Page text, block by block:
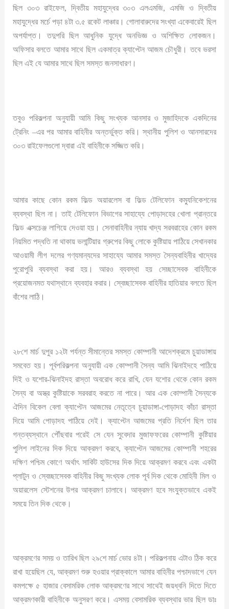
ছিল ৩০৩ রাইফেল, দ্বিতীয় মহাযুদ্ধের ৩০৩ এলএমজি, এমজি ও দ্বিতীয়
মহাযুদ্ধের মর্চে পড়া ৪টা ৩.৫ রকেট লাঞ্চার। গোলাবারুদের সংখ্যা একেবারেই ছিল
অপর্যাপ্ত। তদুপরি ছিল আধুনিক যুদ্ধে অনভিজ্ঞ ও অশিক্ষিত লোকজন।
অফিসার বলতে আমার সাথে ছিল একমাত্র ক্যাপ্টেন আজম চৌধুরী। তবে ভরসা
ছিল এই যে আমার সাথে ছিল সমস্ত জনসাধারণ।
তবুও পরিকল্পনা অনুযায়ী আমি কিছু সংখ্যক আনসার ও মুজাহিদকে একদিনের
ট্রেনিং –এর পর আমার বাহিনীর অন্তর্ভুক্ত করি। স্থানীয় পুলিশ ও আনসারদের
৩০৩ রাইফেলগুলো দ্বারা এই বাহিনীকে সজ্জিত করি।
আমার কাছে কোন রকম ফিল্ড অয়ারলেস বা ফিল্ড টেলিফোন কম্যুনিকেশনের
ব্যবস্থা ছিল না। তাই টেলিফোন বিভাগের সাহায্যে পোড়াদহের খোলা প্রান্তরে
ফিল্ড এক্সচেঞ্জ লাগিয়ে দেওয়া হয়। সেনাবাহিনীর ন্যায় খাদ্য সরবরাহের কোন রকম
নিয়মিত পদ্ধতি না থাকায় ভলান্টিয়ার গ্রুপের কিছু লোকে কুষ্টিয়ায় পাঠিয়ে সেখানকার
আওয়ামী লীগ দলের গণ্যমান্যদের সাহায্যে আমার সমস্ত সৈন্যবাহিনীর খাদ্যের
পুরোপুরি ব্যবস্থা করা হয়। আরও ব্যবস্থা হয় সেচ্ছাসেবক বাহিনীকে
প্রয়োজনমত যথাস্থানে ব্যবহার করার। স্বেচ্ছাসেবক বাহিনীর হাতিয়ার বলতে ছিল
বাঁশের লাঠি।
২৮শে মার্চ দুপুর ১২টা পর্যন্ত সীমান্তের সমস্ত কোম্পানী আদেশক্রমে চুয়াডাঙ্গায়
সমবেত হয়। পূর্বপরিকল্পনা অনুযায়ী এক কোম্পানী সৈন্য আমি ঝিনাইদহে পাঠিয়ে
দিই ও যশোর-ঝিনাইদহ রাস্তা অবরোধ করে রাখি, যেন যশোর থেকে কোন রকম
সৈন্য বা অস্ত্র কুষ্টিয়াকে সরবরাহ করতে না পারে। আর এক কোম্পানী সৈন্যকে
ঐদিন বিকেল বেলা ক্যাপ্টেন আজমের নেতৃত্বে চুয়াডাঙ্গা-পোড়াদহ কাঁচা রাস্তা
দিয়ে আমি পোড়াদহ পাঠিয়ে দেই। ক্যাপ্টেন আজমের প্রতি নির্দেশ ছিল তার
গন্তব্যস্থানে পৌঁছবার পরেই সে যেন সুবেদার মুজাফফরের কোম্পানী কুষ্টিয়ার
পুলিশ লাইনের দিক দিয়ে আক্রমণ করবে, ক্যাপ্টেন আজমের কোম্পানী শহরের
দক্ষিণ পশ্চিম কোণে অর্থাৎ সার্কিট হাউসের দিক দিয়ে আক্রমণ করবে এবং একটা
প্লাটুন ও স্বেচ্ছাসেবক বাহিনীর কিছু সংখ্যক লোক পূর্ব দিক থেকে মোহিনী মিল ও
অয়ারলেস স্টেশনের উপর আক্রমণ চালাবে। আক্রমণ হবে সংযুক্তভাবে একই
সময়ে তিন দিক থেকে।
আক্রমণের সময় ও তারিখ ছিল ২৯শে মার্চ ভোর ৪টা। পরিকল্পনায় এটাও ঠিক করে
রাখা হয়েছিল যে, আক্রমণ শুরু হওয়ার প্রাক্কালে আমার বাহিনীর পশ্চাদভাগে যেন
কমপক্ষে ৫ হাজার বেসামরিক লোক আক্রমণের সাথে সাথেই জয়ধ্বনি দিতে দিতে
আক্রমণকারী বাহিনীকে অনুসরণ করে। এসময় বেসামরিক ব্যবস্থার ভার ছিল ডাঃ